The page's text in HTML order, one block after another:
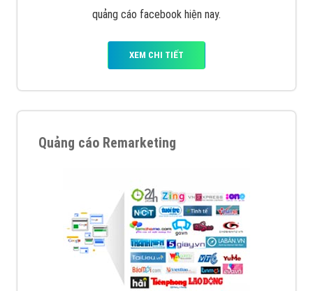
quảng cáo facebook hiện nay.
XEM CHI TIẾT
Quảng cáo Remarketing